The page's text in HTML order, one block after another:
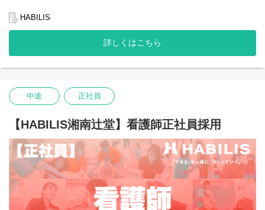
行っている企業です。
いくことはもちろんのこと、一緒に働くスタッフ自身の「でき
る」も同じように大切にしています。
そんな想いを抱える方にとって、今できることから始め、未来の
あなたの「できる」が、HABILISで広がっていくことを心から応援
HABILIS
詳しくはこちら
中途 正社員
【HABILIS湘南辻堂】看護師正社員採用